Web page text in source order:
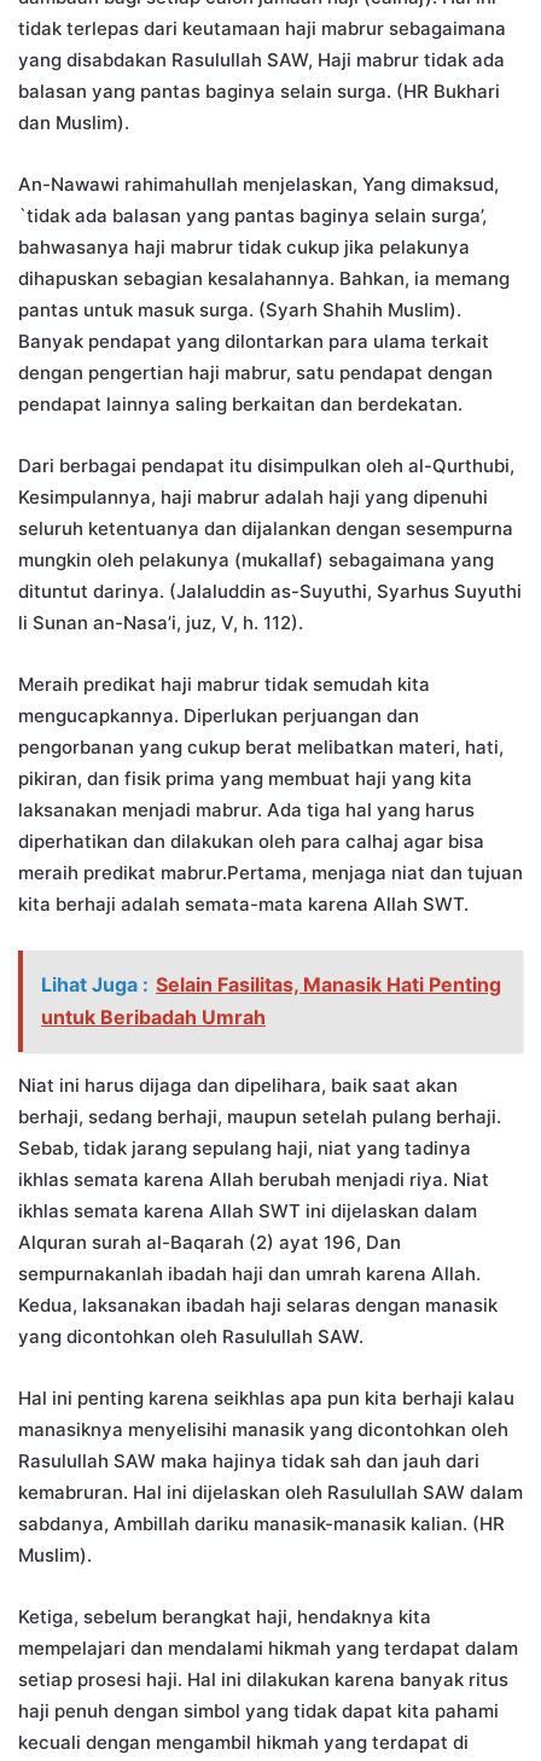
tidak terlepas dari keutamaan haji mabrur sebagaimana
yang disabdakan Rasulullah SAW, Haji mabrur tidak ada
balasan yang pantas baginya selain surga. (HR Bukhari
dan Muslim).
An-Nawawi rahimahullah menjelaskan, Yang dimaksud,
`tidak ada balasan yang pantas baginya selain surga’,
bahwasanya haji mabrur tidak cukup jika pelakunya
dihapuskan sebagian kesalahannya. Bahkan, ia memang
pantas untuk masuk surga. (Syarh Shahih Muslim).
Banyak pendapat yang dilontarkan para ulama terkait
dengan pengertian haji mabrur, satu pendapat dengan
pendapat lainnya saling berkaitan dan berdekatan.
Dari berbagai pendapat itu disimpulkan oleh al-Qurthubi,
Kesimpulannya, haji mabrur adalah haji yang dipenuhi
seluruh ketentuanya dan dijalankan dengan sesempurna
mungkin oleh pelakunya (mukallaf) sebagaimana yang
dituntut darinya. (Jalaluddin as-Suyuthi, Syarhus Suyuthi
li Sunan an-Nasa’i, juz, V, h. 112).
Meraih predikat haji mabrur tidak semudah kita
mengucapkannya. Diperlukan perjuangan dan
pengorbanan yang cukup berat melibatkan materi, hati,
pikiran, dan fisik prima yang membuat haji yang kita
laksanakan menjadi mabrur. Ada tiga hal yang harus
diperhatikan dan dilakukan oleh para calhaj agar bisa
meraih predikat mabrur.Pertama, menjaga niat dan tujuan
kita berhaji adalah semata-mata karena Allah SWT.
Lihat Juga : Selain Fasilitas, Manasik Hati Penting
untuk Beribadah Umrah
Niat ini harus dijaga dan dipelihara, baik saat akan
berhaji, sedang berhaji, maupun setelah pulang berhaji.
Sebab, tidak jarang sepulang haji, niat yang tadinya
ikhlas semata karena Allah berubah menjadi riya. Niat
ikhlas semata karena Allah SWT ini dijelaskan dalam
Alquran surah al-Baqarah (2) ayat 196, Dan
sempurnakanlah ibadah haji dan umrah karena Allah.
Kedua, laksanakan ibadah haji selaras dengan manasik
yang dicontohkan oleh Rasulullah SAW.
Hal ini penting karena seikhlas apa pun kita berhaji kalau
manasiknya menyelisihi manasik yang dicontohkan oleh
Rasulullah SAW maka hajinya tidak sah dan jauh dari
kemabruran. Hal ini dijelaskan oleh Rasulullah SAW dalam
sabdanya, Ambillah dariku manasik-manasik kalian. (HR
Muslim).
Ketiga, sebelum berangkat haji, hendaknya kita
mempelajari dan mendalami hikmah yang terdapat dalam
setiap prosesi haji. Hal ini dilakukan karena banyak ritus
haji penuh dengan simbol yang tidak dapat kita pahami
kecuali dengan mengambil hikmah yang terdapat di